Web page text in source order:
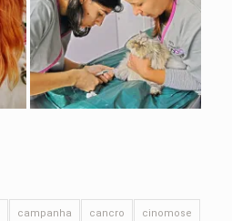
campanha cancro cinomose